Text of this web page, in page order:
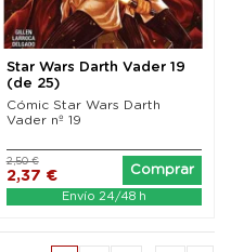
Star Wars Darth Vader 19
(de 25)
Cómic Star Wars Darth
Vader nº 19
2,37 €
2,50 €
Comprar
Envío 24/48 h